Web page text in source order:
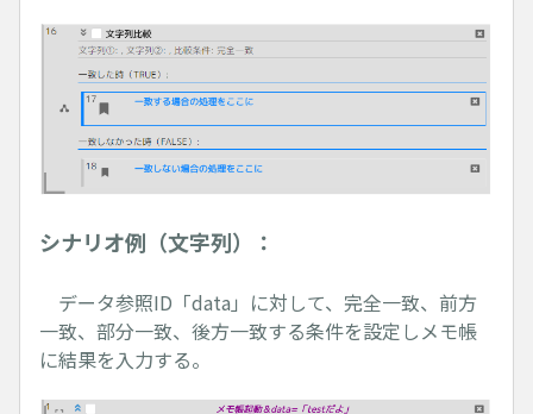
シナリオ例（文字列）：
データ参照ID「data」に対して、完全一致、前方
一致、部分一致、後方一致する条件を設定しメモ帳
に結果を入力する。